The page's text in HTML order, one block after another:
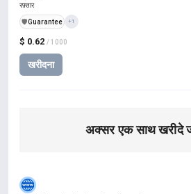
$ 0.62 / 1000
खरीदना
रफ़्तार
️🛡️Guarantee +1
अक्सर एक साथ खरीदे